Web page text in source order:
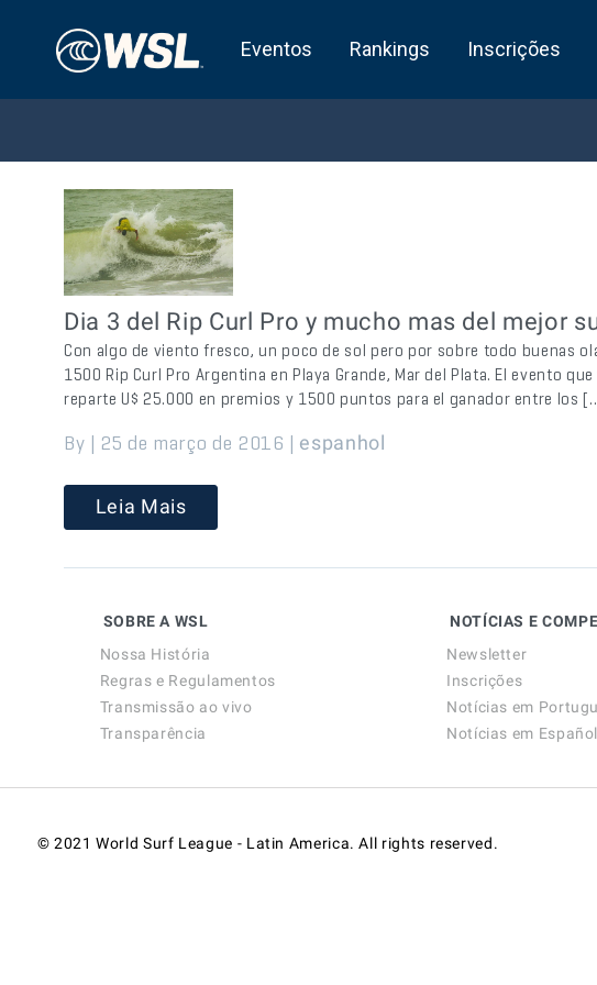
Eventos Rankings Inscrições
Dia 3 del Rip Curl Pro y mucho mas del mejor
Con algo de viento fresco, un poco de sol pero por sobre todo buenas
1500 Rip Curl Pro Argentina en Playa Grande, Mar del Plata. El evento
reparte U$ 25.000 en premios y 1500 puntos para el ganador entre los
By | 25 de março de 2016 | espanhol
Leia Mais
SOBRE A WSL
Nossa História
Regras e Regulamentos
Transmissão ao vivo
Transparência
NOTÍCIAS E
Newsletter
Inscrições
Notícias em
Notícias em Español
© 2021 World Surf League - Latin America. All rights reserved.